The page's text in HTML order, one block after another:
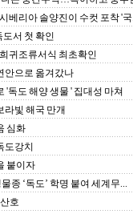
베리아 솔양진이 수컷 포착 '국
서 첫 확인
귀조류서식 최초확인
안으로 옮겨갔나
'독도 해양 생물 ' 집대성 마쳐
라빛 해국 만개
심화
도강치
붙이자
종 ‘독도’ 학명 붙여 세계무...
호